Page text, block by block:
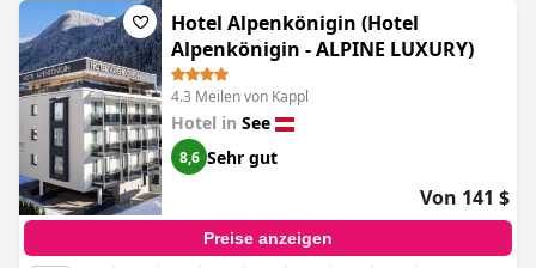
Hotel Alpenkönigin (Hotel
Alpenkönigin - ALPINE LUXURY)
4.3 Meilen von Kappl
Hotel in See
8,6 Sehr gut
Von 141 $
Preise anzeigen